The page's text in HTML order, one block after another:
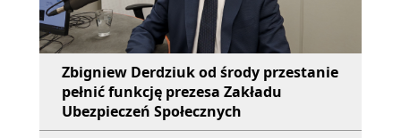
Zbigniew Derdziuk od środy przestanie
pełnić funkcję prezesa Zakładu
Ubezpieczeń Społecznych